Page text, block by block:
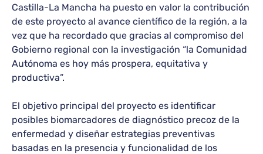
Castilla-La Mancha ha puesto en valor la contribución
de este proyecto al avance científico de la región, a la
vez que ha recordado que gracias al compromiso del
Gobierno regional con la investigación “la Comunidad
Autónoma es hoy más prospera, equitativa y
productiva”.
El objetivo principal del proyecto es identificar
posibles biomarcadores de diagnóstico precoz de la
enfermedad y diseñar estrategias preventivas
basadas en la presencia y funcionalidad de los